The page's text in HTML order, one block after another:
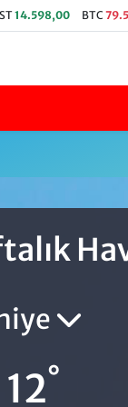
14.598,00 BTC
12°